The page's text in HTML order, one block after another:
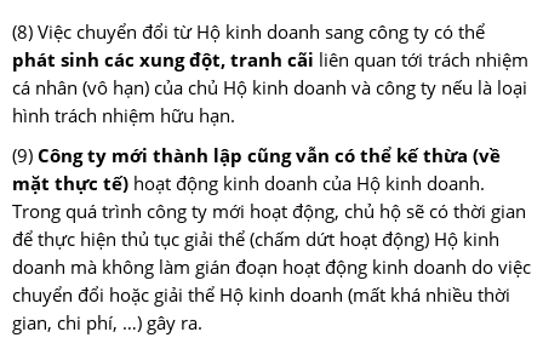
(8) Việc chuyển đổi từ Hộ kinh doanh sang công ty có thể
phát sinh các xung đột, tranh cãi liên quan tới trách nhiệm
cá nhân (vô hạn) của chủ Hộ kinh doanh và công ty nếu là loại
hình trách nhiệm hữu hạn.
(9)Công ty mới thành lập cũng vẫn có thể kế thừa (về
mặt thực tế) hoạt động kinh doanh của Hộ kinh doanh.
Trong quá trình công ty mới hoạt động, chủ hộ sẽ có thời gian
để thực hiện thủ tục giải thể (chấm dứt hoạt động) Hộ kinh
doanh mà không làm gián đoạn hoạt động kinh doanh do việc
chuyển đổi hoặc giải thể Hộ kinh doanh (mất khá nhiều thời
gian, chi phí, …) gây ra.